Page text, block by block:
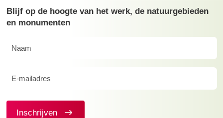
Blijf op de hoogte van het werk, de natuurgebieden
en monumenten
(Vereist)
Inschrijven